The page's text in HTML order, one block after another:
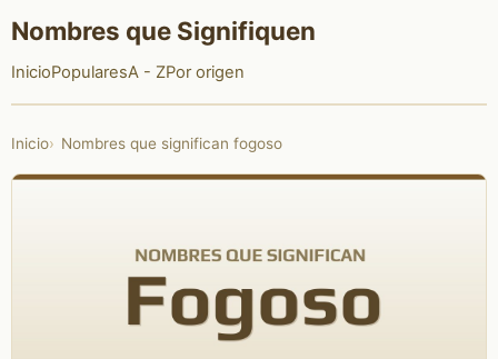
Nombres que Signifiquen
InicioPopularesA - ZPor origen
Inicio Nombres que significan fogoso